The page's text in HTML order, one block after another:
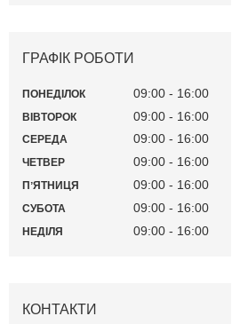
ГРАФІК РОБОТИ
ПОНЕДІЛОК 09:00 16:00
ВІВТОРОК 09:00 16:00
СЕРЕДА 09:00 16:00
ЧЕТВЕР 09:00 16:00
ПʼЯТНИЦЯ 09:00 16:00
СУБОТА 09:00 16:00
НЕДІЛЯ 09:00 16:00
КОНТАКТИ